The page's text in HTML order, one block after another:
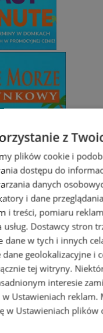
Bałtykiem w
z
plików cookie i
dostępu do
danych
i dane
i treści, pomiaru
Dostawcy stron
dane w tych i innych
geolokalizacyjne i
tej witryny.
interesie
w Ustawieniach reklam.
w Ustawieniach plików